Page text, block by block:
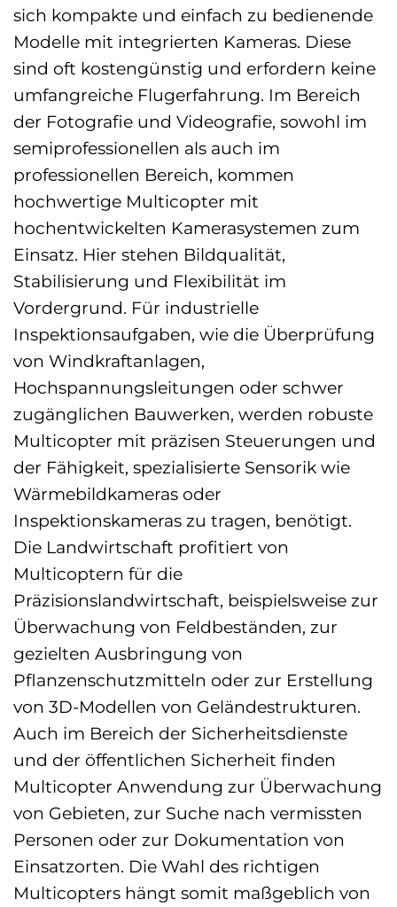
sich kompakte und einfach zu bedienende
Modelle mit integrierten Kameras. Diese
sind oft kostengünstig und erfordern keine
umfangreiche Flugerfahrung. Im Bereich
der Fotografie und Videografie, sowohl im
semiprofessionellen als auch im
professionellen Bereich, kommen
hochwertige Multicopter mit
hochentwickelten Kamerasystemen zum
Einsatz. Hier stehen Bildqualität,
Stabilisierung und Flexibilität im
Vordergrund. Für industrielle
Inspektionsaufgaben, wie die Überprüfung
von Windkraftanlagen,
Hochspannungsleitungen oder schwer
zugänglichen Bauwerken, werden robuste
Multicopter mit präzisen Steuerungen und
der Fähigkeit, spezialisierte Sensorik wie
Wärmebildkameras oder
Inspektionskameras zu tragen, benötigt.
Die Landwirtschaft profitiert von
Multicoptern für die
Präzisionslandwirtschaft, beispielsweise zur
Überwachung von Feldbeständen, zur
gezielten Ausbringung von
Pflanzenschutzmitteln oder zur Erstellung
von 3D-Modellen von Geländestrukturen.
Auch im Bereich der Sicherheitsdienste
und der öffentlichen Sicherheit finden
Multicopter Anwendung zur Überwachung
von Gebieten, zur Suche nach vermissten
Personen oder zur Dokumentation von
Einsatzorten. Die Wahl des richtigen
Multicopters hängt somit maßgeblich von